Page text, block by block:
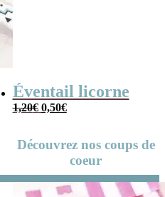
Éventail licorne
1,20€ Le
prix
0,50€Le
prix
Découvrez nos coups de
coeur